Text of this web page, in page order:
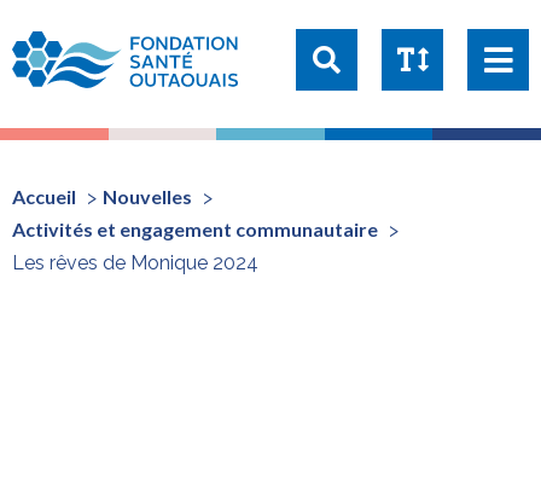
Taille du texte:
1x 1.25x
2x
Accueil
Nouvelles
Activités et engagement communautaire
Les rêves de Monique 2024